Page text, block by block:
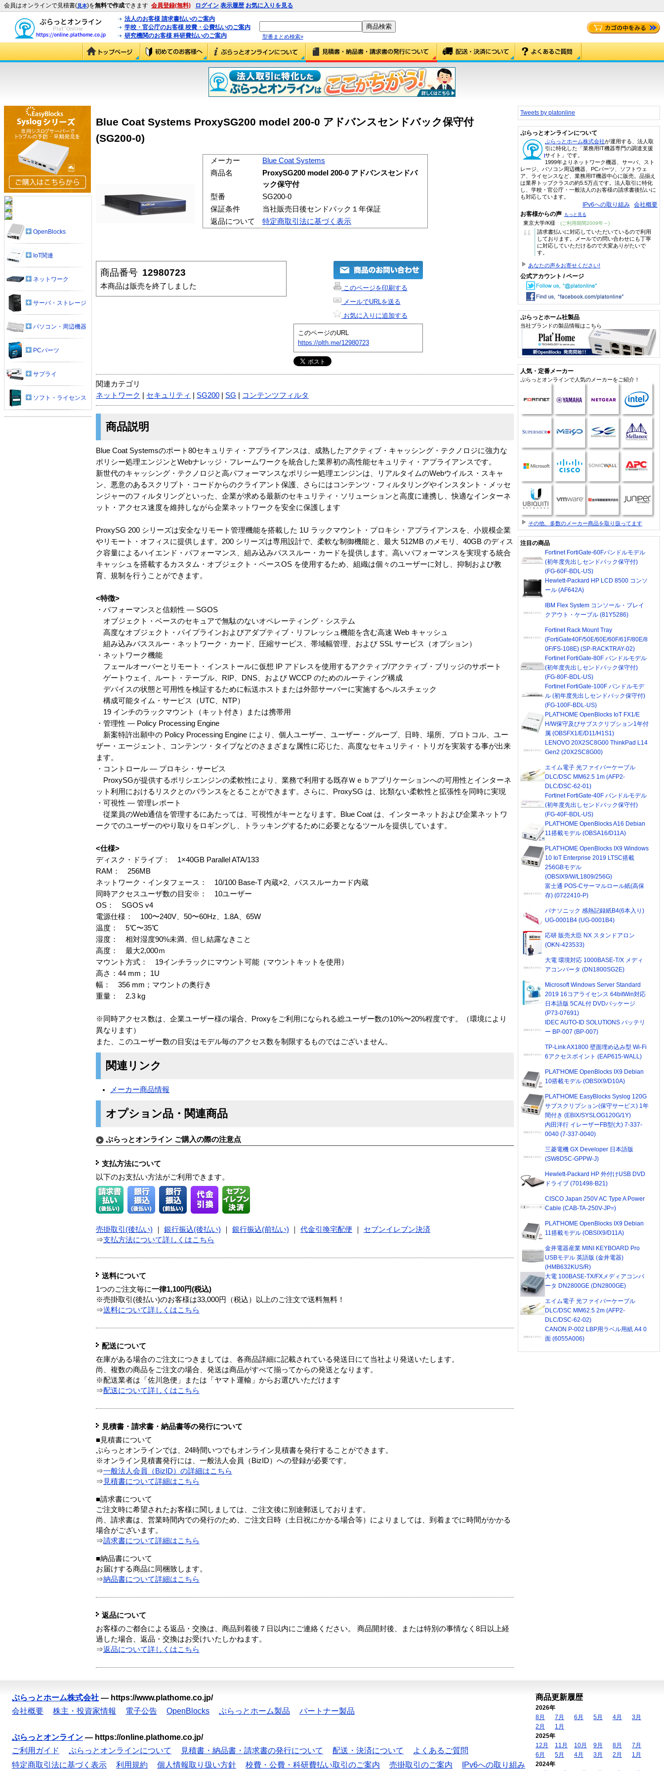
会員はオンラインで見積書(見本)を無料で作成できます 会員登録(無料) ログイン 表示履歴 お気に入りを見る
法人のお客様 請求書払いのご案内
学校・官公庁のお客様 校費・公費払いのご案内
研究機関のお客様 科研費払いのご案内
型番まとめ検索»
Blue Coat Systems ProxySG200 model 200-0 アドバンスセンドバック保守付
(SG200-0)
メーカー
Blue Coat Systems
商品名
ProxySG200 model 200-0 アドバンスセンドバ
ック保守付
型番
SG200-0
保証条件
当社販売日後センドバック１年保証
返品について
特定商取引法に基づく表示
商品番号 12980723
本商品は販売を終了しました
このページを印刷する
メールでURLを送る
お気に入りに追加する
このページのURL
https://plth.me/12980723
関連カテゴリ
ネットワーク
セキュリティ SG200 SG コンテンツフィルタ
商品説明
Blue Coat Systemsのポート80セキュリティ・アプライアンスは、成熟したアクティブ・キャッシング・テクノロジに強力な
ポリシー処理エンジンとWebナレッジ・フレームワークを統合した業界初の高性能セキュリティ・アプライアンスです。
新世代のキャッシング・テクノロジと高パフォーマンスなポリシー処理エンジンは、リアルタイムのWebウイルス・スキャ
ン、悪意のあるスクリプト・コードからのクライアント保護、さらにはコンテンツ・フィルタリングやインスタント・メッセ
ンジャーのフィルタリングといった、企業が求める最新のセキュリティ・ソリューションと高度に連携し、快適なインターネ
ット・アクセス速度を維持しながら企業ネットワークを安全に保護します
ProxySG 200 シリーズは安全なリモート管理機能を搭載した 1U ラックマウント・プロキシ・アプライアンスを、小規模企業
やリモート・オフィスに提供します。200 シリーズは専用設計で、柔軟な制御機能と、最大 512MB のメモリ、40GB のディス
ク容量によるハイエンド・パフォーマンス、組み込みパススルー・カードを提供します。高いパフォーマンスを実現する統合
キャッシュを搭載するカスタム・オブジェクト・ベースOS を使用するため、組織は個々のユーザーに対し、抑制および教
育、規制を行うことができます。
<特徴>
・パフォーマンスと信頼性 ― SGOS
オブジェクト・ベースのセキュアで無駄のないオペレーティング・システム
高度なオブジェクト・パイプラインおよびアダプティブ・リフレッシュ機能を含む高速 Web キャッシュ
組み込みパススルー・ネットワーク・カード、圧縮サービス、帯域幅管理、および SSL サービス（オプション）
・ネットワーク機能
フェールオーバーとリモート・インストールに仮想 IP アドレスを使用するアクティブ/アクティブ・ブリッジのサポート
ゲートウェイ、ルート・テーブル、RIP、DNS、および WCCP のためのルーティング構成
デバイスの状態と可用性を検証するために転送ホストまたは外部サーバーに実施するヘルスチェック
構成可能タイム・サービス（UTC、NTP）
19 インチのラックマウント（キット付き）または携帯用
・管理性 ― Policy Processing Engine
新案特許出願中の Policy Processing Engine により、個人ユーザー、ユーザー・グループ、日時、場所、プロトコル、ユー
ザー・エージェント、コンテンツ・タイプなどのさまざまな属性に応じた、高度なセキュリティ・トリガを実装する事が出来
ます。
・コントロール ― プロキシ・サービス
ProxySGが提供するポリシエンジンの柔軟性により、業務で利用する既存Ｗｅｂアプリケーションへの可用性とインターネ
ット利用におけるリスクとのバランスをとることができます。さらに、ProxySG は、比類ない柔軟性と拡張性を同時に実現
・可視性 ― 管理レポート
従業員のWeb通信を管理するにあたっては、可視性がキーとなります。Blue Coat は、インターネットおよび企業ネットワ
ークでのユーザーのやり取りをロギングし、トラッキングするために必要となるツールを提供しています。
<仕様>
ディスク・ドライブ： 1×40GB Parallel ATA/133
RAM： 256MB
ネットワーク・インタフェース： 10/100 Base-T 内蔵×2、パススルーカード内蔵
同時アクセスユーザ数の目安※： 10ユーザー
OS： SGOS v4
電源仕様： 100〜240V、50〜60Hz、1.8A、65W
温度： 5℃〜35℃
湿度： 相対湿度90%未満、但し結露なきこと
高度： 最大2,000ｍ
マウント方式： 19インチラックにマウント可能（マウントキットを使用）
高さ：44 mm； 1U
幅： 356 mm；マウントの奥行き
重量： 2.3 kg
※同時アクセス数は、企業ユーザー様の場合、Proxyをご利用になられる総ユーザー数の10%〜20%程度です。（環境により
異なります）
また、このユーザー数の目安はモデル毎のアクセス数を制限するものではございません。
関連リンク
メーカー商品情報
オプション品・関連商品
ぷらっとオンライン ご購入の際の注意点
支払方法について
以下のお支払い方法がご利用できます。
売掛取引(後払い) 銀行振込(後払い) 銀行振込(前払い) 代金引換宅配便
セブンイレブン決済
⇒支払方法について詳しくはこちら
送料について
1つのご注文毎に一律1,100円(税込)
※売掛取引(後払い)のお客様は33,000円（税込）以上のご注文で送料無料！
⇒送料について詳しくはこちら
配送について
在庫がある場合のご注文につきましては、各商品詳細に記載されている発送日にて当社より発送いたします。
尚、複数の商品をご注文の場合、発送は商品がすべて揃ってからの発送となります。
※配送業者は「佐川急便」または「ヤマト運輸」からお選びいただけます
⇒配送について詳しくはこちら
見積書・請求書・納品書等の発行について
■見積書について
ぷらっとオンラインでは、24時間いつでもオンライン見積書を発行することができます。
※オンライン見積書発行には、一般法人会員（BizID）への登録が必要です。
⇒一般法人会員（BizID）の詳細はこちら
⇒ 見積書について詳細はこちら
■請求書について
ご注文時に希望されたお客様に関しましては、ご注文後に別途郵送しております。
尚、請求書は、営業時間内での発行のため、ご注文日時（土日祝にかかる場合等）によりましては、到着までに時間がかかる
場合がございます。
⇒請求書について詳細はこちら
■納品書について
お届けする商品に同梱致します。
⇒納品書について詳細はこちら
返品について
お客様のご都合による返品・交換は、商品到着後７日以内にご連絡ください。 商品開封後、または特別の事情なく8日以上経
過した場合、返品・交換はお受けいたしかねます。
⇒返品について詳しくはこちら
OpenBlocks
IoT関連
ネットワーク
サーバ・ストレージ
パソコン・周辺機器
PCパーツ
サプライ
ソフト・ライセンス
Tweets by platonline
ぷらっとオンラインについて
ぷらっとホーム株式会社が運用する、法人取
引に特化した「業務用IT機器専門の調達支援
サイト」です。
1999年よりネットワーク機器、サーバ、スト
レージ、パソコン周辺機器、PCパーツ、ソフトウェ
ア、ライセンスなど、業務用IT機器中心に販売。品揃え
は業界トップクラスの約5.5万点です。法人取引に特化
し、学校・官公庁・一般法人のお客様の請求書後払いに
も対応しています。
IPv6への取り組み 会社概要
お客様からの声 もっと見る
東京大学/K様 (ご利用期間2009年～)
“
請求書払いに対応していただいているので利用
しております。メールでの問い合わせにも丁寧
に対応していただけるので大変ありがたいで
す。
あなたの声をお寄せください!
公式アカウント / ページ
ぷらっとホーム社製品
当社ブランドの製品情報はこちら
人気・定番メーカー
ぷらっとオンラインで人気のメーカーをご紹介！
その他、多数のメーカー商品を取り扱ってます
注目の商品
Fortinet FortiGate-60Fバンドルモデル
(初年度先出しセンドバック保守付)
(FG-60F-BDL-US)
Hewlett-Packard HP LCD 8500 コンソ
ール (AF642A)
IBM Flex System コンソール・ブレイ
クアウト・ケーブル (81Y5286)
Fortinet Rack Mount Tray
(FortiGate40F/50E/60E/60F/61F/80E/8
0F/FS-108E) (SP-RACKTRAY-02)
Fortinet FortiGate-80F バンドルモデル
(初年度先出しセンドバック保守付)
(FG-80F-BDL-US)
Fortinet FortiGate-100F バンドルモデ
ル (初年度先出しセンドバック保守付)
(FG-100F-BDL-US)
PLAT'HOME OpenBlocks IoT FX1/E
H/W保守及びサブスクリプション1年付
属 (OBSFX1/E/D11/H1S1)
LENOVO 20X2SC8G00 ThinkPad L14
Gen2 (20X2SC8G00)
エイム電子 光ファイバーケーブル
DLC/DSC MM62.5 1m (AFP2-
DLC/DSC-62-01)
Fortinet FortiGate-40F バンドルモデル
(初年度先出しセンドバック保守付)
(FG-40F-BDL-US)
PLAT'HOME OpenBlocks A16 Debian
11搭載モデル (OBSA16/D11A)
PLAT'HOME OpenBlocks IX9 Windows
10 IoT Enterprise 2019 LTSC搭載
256GBモデル
(OBSIX9/W/L1809/256G)
富士通 POS-Cサーマルロール紙(高保
存) (0722410-P)
パナソニック 感熱記録紙B4(6本入り)
UG-0001B4 (UG-0001B4)
応研 販売大臣 NX スタンドアロン
(OKN-423533)
大電 環境対応 1000BASE-T/X メディ
アコンバータ (DN1800SG2E)
Microsoft Windows Server Standard
2019 16コアライセンス 64bitWin対応
日本語版 5CAL付 DVDパッケージ
(P73-07691)
IDEC AUTO-ID SOLUTIONS バッテリ
ー BP-007 (BP-007)
TP-Link AX1800 壁面埋め込み型 Wi-Fi
6アクセスポイント (EAP615-WALL)
PLAT'HOME OpenBlocks IX9 Debian
10搭載モデル (OBSIX9/D10A)
PLAT'HOME EasyBlocks Syslog 120G
サブスクリプション(保守サービス) 1年
間付き (EBIX/SYSLOG120G/1Y)
内田洋行 イレーザーFB型(大) 7-337-
0040 (7-337-0040)
三菱電機 GX Developer 日本語版
(SW8D5C-GPPW-J)
Hewlett-Packard HP 外付けUSB DVD
ドライブ (701498-B21)
CISCO Japan 250V AC Type A Power
Cable (CAB-TA-250V-JP=)
PLAT'HOME OpenBlocks IX9 Debian
11搭載モデル (OBSIX9/D11A)
金井電器産業 MINI KEYBOARD Pro
USBモデル 英語版 (金井電器)
(HMB632KUS/R)
大電 100BASE-TX/FXメディアコンバ
ータ DN2800GE (DN2800GE)
エイム電子 光ファイバーケーブル
DLC/DSC MM62.5 2m (AFP2-
DLC/DSC-62-02)
CANON P-002 LBP用ラベル用紙 A4 0
面 (6055A006)
ぷらっとホーム株式会社 — https://www.plathome.co.jp/
会社概要
株主・投資家情報 電子公告 OpenBlocks ぷらっとホーム製品 パートナー製品
ぷらっとオンライン — https://online.plathome.co.jp/
ご利用ガイド
ぷらっとオンラインについて 見積書・納品書・請求書の発行について 配送・決済について
よくあるご質問
特定商取引法に基づく表示
利用規約 個人情報取り扱い方針 校費・公費・科研費払い取引のご案内 売掛取引のご案内 IPv6への取り組み
商品更新履歴
2026年
8月
7月 6月 5月 4月
3月
2月
1月
2025年
12月
11月 10月 9月 8月
7月
6月
5月 4月 3月 2月
1月
2024年